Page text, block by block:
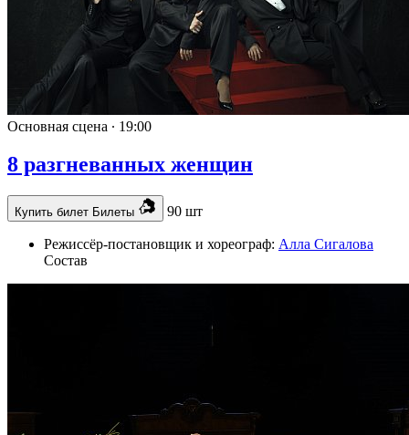
Основная сцена ∙ 19:00
8 разгневанных женщин
Купить билет Билеты 90 шт
Режиссёр-постановщик и хореограф: Алла Сигалова
Состав